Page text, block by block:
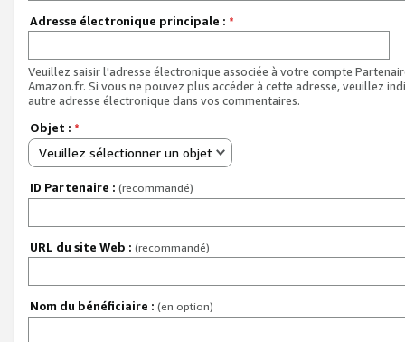
Adresse électronique principale : *
Veuillez saisir l'adresse électronique associée à votre compte
Amazon.fr. Si vous ne pouvez plus accéder à cette adresse, veuillez
autre adresse électronique dans vos commentaires.
Objet : *
Veuillez sélectionner un objet
ID Partenaire : (recommandé)
URL du site Web : (recommandé)
Nom du bénéficiaire : (en option)